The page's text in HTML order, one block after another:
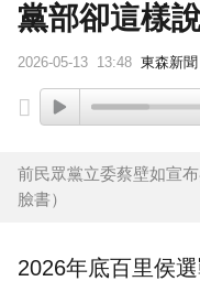
黨部卻這樣
2026-05-13 13:48 東森新聞
前民眾黨立委蔡壁如宣
臉書）
2026年底百里侯